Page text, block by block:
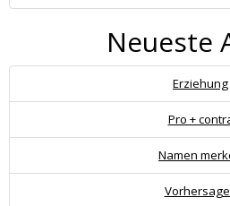
Neueste
Erziehung
Pro +
Namen